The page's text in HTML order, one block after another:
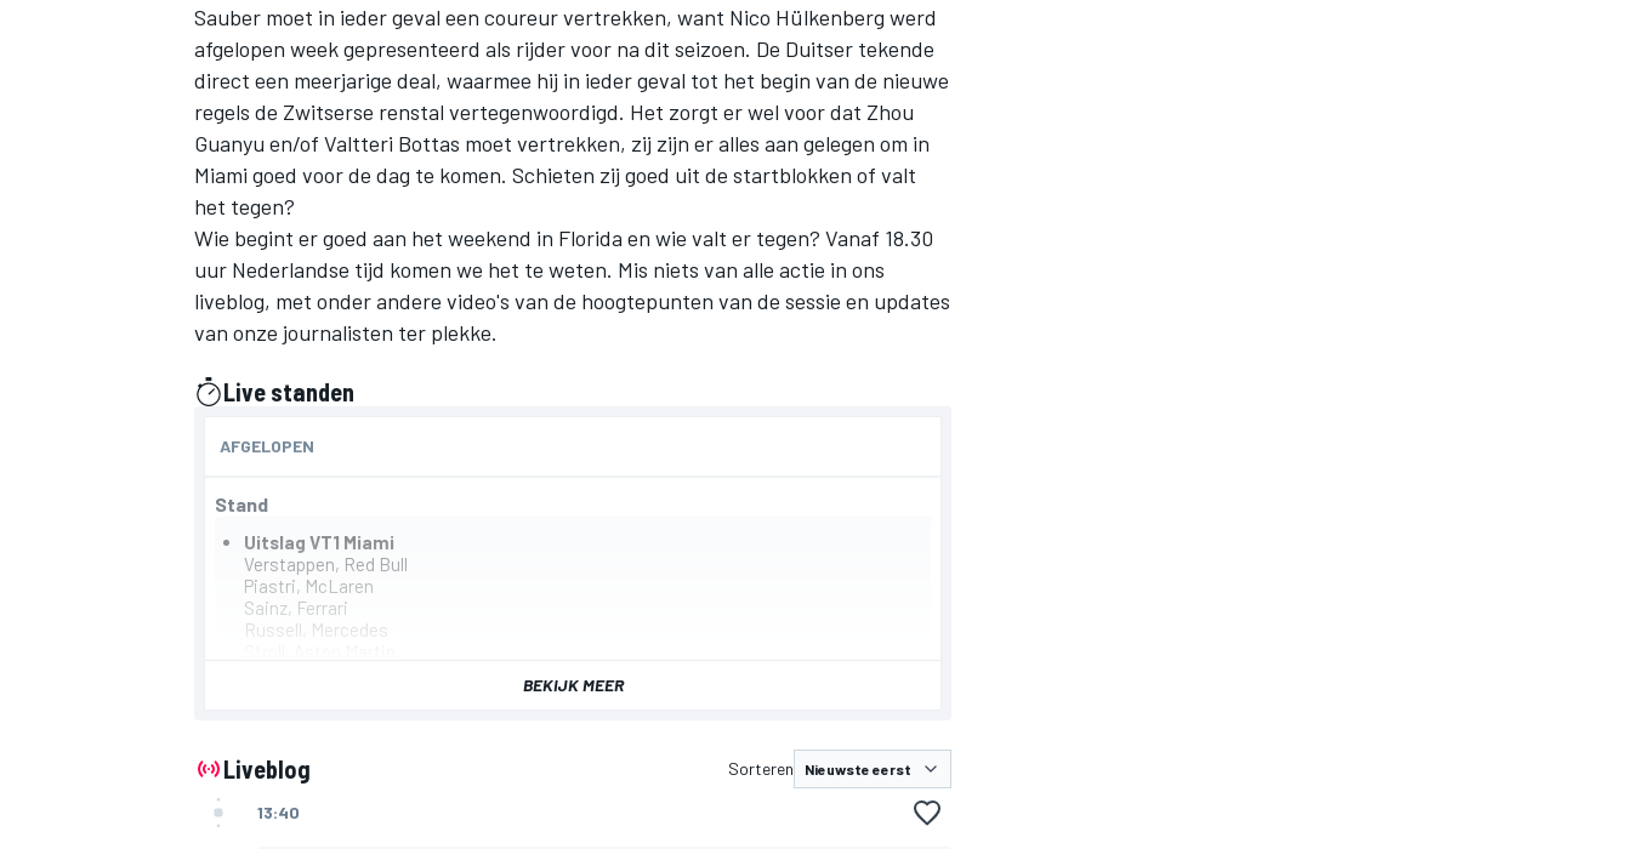
Sauber moet in ieder geval een coureur vertrekken, want Nico Hülkenberg werd
afgelopen week gepresenteerd als rijder voor na dit seizoen. De Duitser tekende
direct een meerjarige deal, waarmee hij in ieder geval tot het begin van de nieuwe
regels de Zwitserse renstal vertegenwoordigd. Het zorgt er wel voor dat Zhou
Guanyu en/of Valtteri Bottas moet vertrekken, zij zijn er alles aan gelegen om in
Miami goed voor de dag te komen. Schieten zij goed uit de startblokken of valt
het tegen?
Wie begint er goed aan het weekend in Florida en wie valt er tegen? Vanaf 18.30
uur Nederlandse tijd komen we het te weten. Mis niets van alle actie in ons
liveblog, met onder andere video's van de hoogtepunten van de sessie en updates
van onze journalisten ter plekke.
Live standen
gepresenteerd door
AFGELOPEN
Stand
Uitslag VT1 Miami
Verstappen, Red Bull
Piastri, McLaren
Sainz, Ferrari
Russell, Mercedes
Gasly, Alpine
BEKIJK MEER
Liveblog Sorteren
13:40